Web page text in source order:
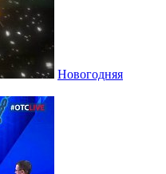
Новогодняя